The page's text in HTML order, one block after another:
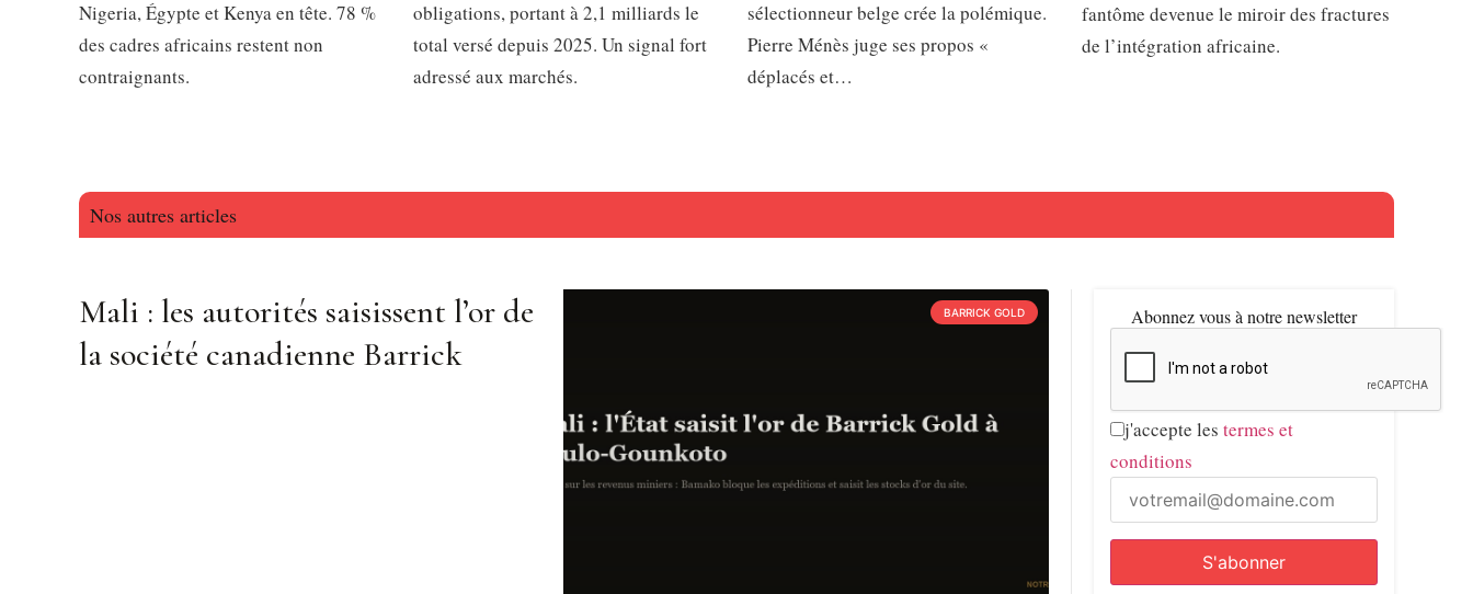
Nigeria, Égypte et Kenya en tête. 78 %
des cadres africains restent non
contraignants.
obligations, portant à 2,1 milliards le
total versé depuis 2025. Un signal fort
adressé aux marchés.
sélectionneur belge crée la polémique.
Pierre Ménès juge ses propos «
déplacés et…
fantôme devenue le miroir des fractures
de l’intégration africaine.
Nos autres articles
BARRICK GOLD
Mali : les autorités saisissent l’or de
la société canadienne Barrick
Abonnez vous à notre newsletter
j'accepte les termes et
conditions